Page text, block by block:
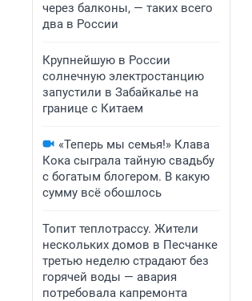
через балконы, — таких всего
два в России
Крупнейшую в России
солнечную электростанцию
запустили в Забайкалье на
границе с Китаем
«Теперь мы семья!» Клава
Кока сыграла тайную свадьбу
с богатым блогером. В какую
сумму всё обошлось
Топит теплотрассу. Жители
нескольких домов в Песчанке
третью неделю страдают без
горячей воды — авария
потребовала капремонта